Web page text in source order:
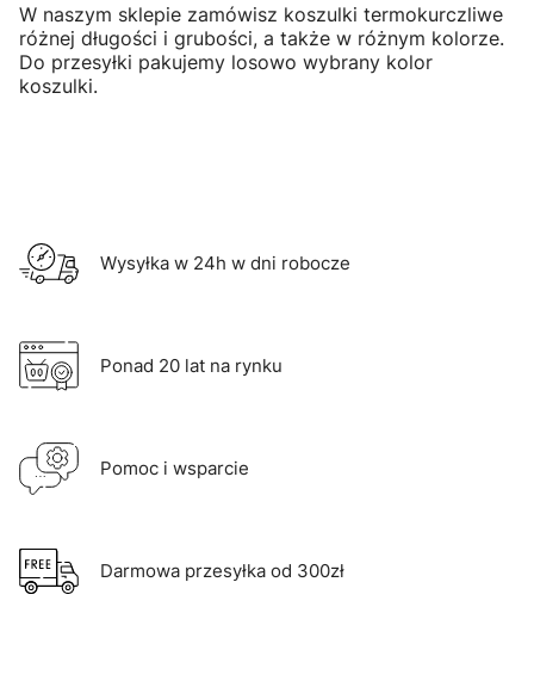
W naszym sklepie zamówisz koszulki termokurczliwe
różnej długości i grubości, a także w różnym kolorze.
Do przesyłki pakujemy losowo wybrany kolor
koszulki.
Wysyłka w 24h w dni robocze
Ponad 20 lat na rynku
Pomoc i wsparcie
Darmowa przesyłka od 300zł